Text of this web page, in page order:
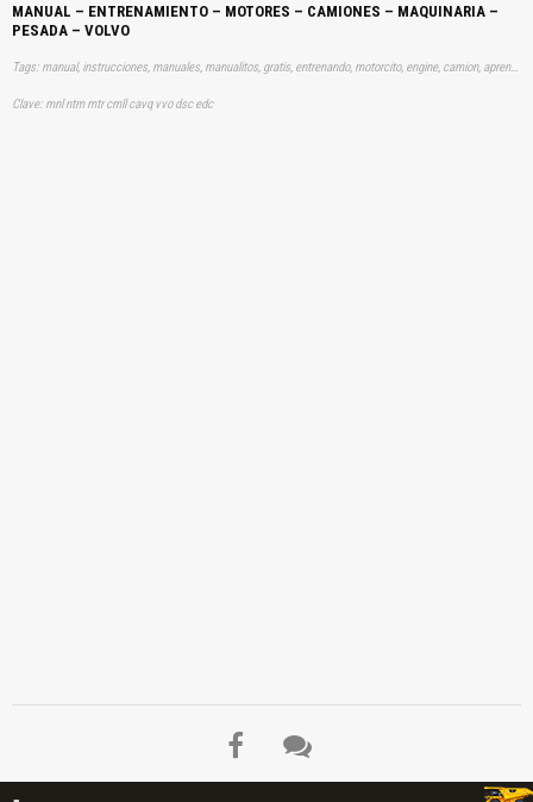
MANUAL – ENTRENAMIENTO – MOTORES – CAMIONES – MAQUINARIA –
PESADA – VOLVO
Tags: manual, instrucciones, manuales, manualitos, gratis, entrenando, motorcito, engine, camion, aprender, descargas
Clave: mnl ntm mtr cmll cavq vvo dsc edc